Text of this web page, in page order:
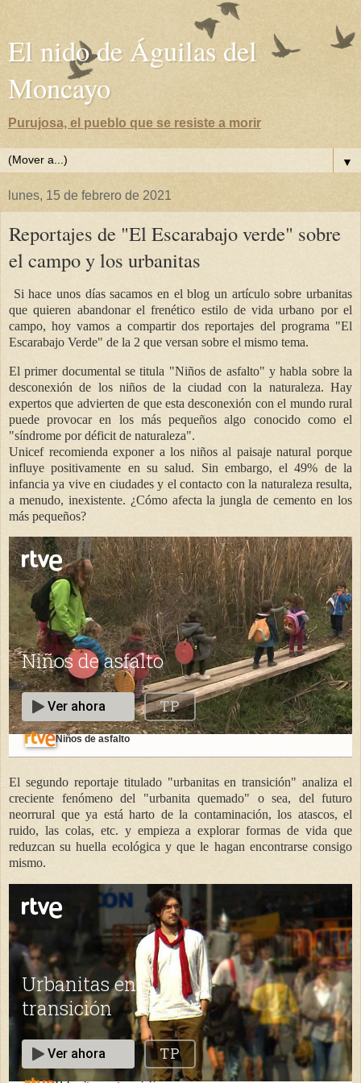
El nido de Águilas del
Moncayo
Purujosa, el pueblo que se resiste a morir
▼
lunes, 15 de febrero de 2021
Reportajes de "El Escarabajo verde" sobre
el campo y los urbanitas
Si hace unos días sacamos en el blog un artículo sobre urbanitas
que quieren abandonar el frenético estilo de vida urbano por el
campo, hoy vamos a compartir dos reportajes del programa "El
Escarabajo Verde" de la 2 que versan sobre el mismo tema.
El primer documental se titula "Niños de asfalto" y habla sobre la
desconexión de los niños de la ciudad con la naturaleza. Hay
expertos que advierten de que esta desconexión con el mundo rural
puede provocar en los más pequeños algo conocido como el
"síndrome por déficit de naturaleza".
Unicef recomienda exponer a los niños al paisaje natural porque
influye positivamente en su salud. Sin embargo, el 49% de la
infancia ya vive en ciudades y el contacto con la naturaleza resulta,
a menudo, inexistente. ¿Cómo afecta la jungla de cemento en los
más pequeños?
Niños de asfalto
El segundo reportaje titulado "urbanitas en transición" analiza el
creciente fenómeno del "urbanita quemado" o sea, del futuro
neorrural que ya está harto de la contaminación, los atascos, el
ruido, las colas, etc. y empieza a explorar formas de vida que
reduzcan su huella ecológica y que le hagan encontrarse consigo
mismo.